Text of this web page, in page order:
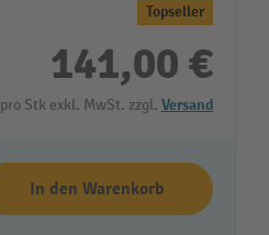
Topseller
141,00 €
pro Stk exkl. MwSt. zzgl. Versand
In den Warenkorb